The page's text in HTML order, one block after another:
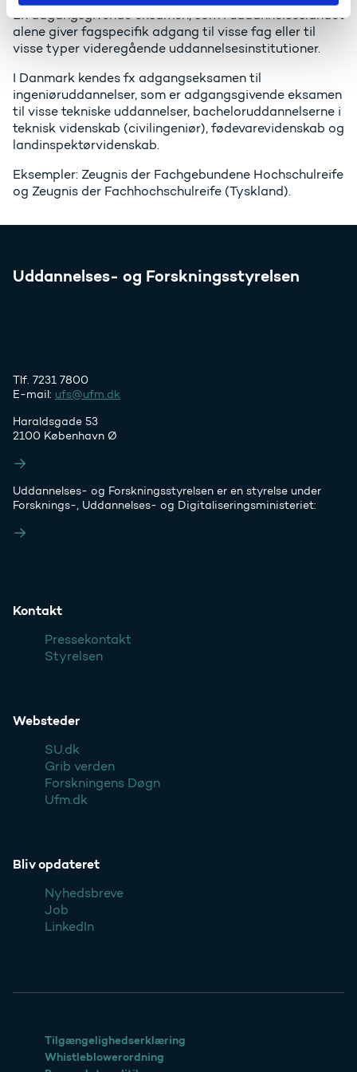
En adgangsgivende eksamen, som i uddannelseslandet
alene giver fagspecifik adgang til visse fag eller til
visse typer videregående uddannelsesinstitutioner.
I Danmark kendes fx adgangseksamen til
ingeniøruddannelser, som er adgangsgivende eksamen
til visse tekniske uddannelser, bacheloruddannelserne i
teknisk videnskab (civilingeniør), fødevarevidenskab og
landinspektørvidenskab.
Eksempler: Zeugnis der Fachgebundene Hochschulreife
og Zeugnis der Fachhochschulreife (Tyskland).
Uddannelses- og Forskningsstyrelsen
Tlf. 7231 7800
E-mail: ufs@ufm.dk
Haraldsgade 53
2100 København Ø
Uddannelses- og Forskningsstyrelsen er en styrelse under
Forsknings-, Uddannelses- og Digitaliseringsministeriet:
Kontakt
Pressekontakt
Styrelsen
Websteder
SU.dk
Grib verden
Forskningens Døgn
Ufm.dk
Bliv opdateret
Nyhedsbreve
Job
LinkedIn
Tilgængelighedserklæring
Whistleblowerordning